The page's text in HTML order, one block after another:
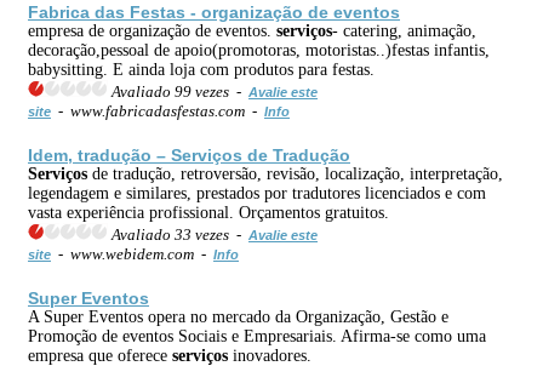
Fabrica das Festas - organização de eventos
empresa de organização de eventos. serviços- catering, animação,
decoração,pessoal de apoio(promotoras, motoristas..)festas infantis,
babysitting. E ainda loja com produtos para festas.
Avaliado 99 vezes - Avalie este
site - www.fabricadasfestas.com - Info
Idem, tradução – Serviços de Tradução
Serviços de tradução, retroversão, revisão, localização, interpretação,
legendagem e similares, prestados por tradutores licenciados e com
vasta experiência profissional. Orçamentos gratuitos.
Avaliado 33 vezes - Avalie este
site - www.webidem.com - Info
Super Eventos
A Super Eventos opera no mercado da Organização, Gestão e
Promoção de eventos Sociais e Empresariais. Afirma-se como uma
empresa que oferece serviços inovadores.